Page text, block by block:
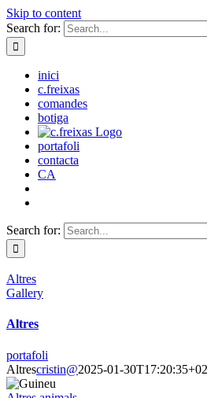
Skip to content
Search for:
inici
c.freixas
comandes
botiga
portafoli
contacta
CA
Search for:
Altres
Gallery
Altres
portafoli
Altrescristin@2025-01-